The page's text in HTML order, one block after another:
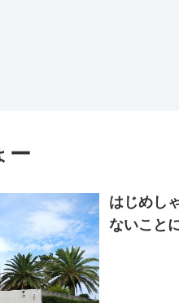
断の恋…1日だけ許された夫
ー
はじめし
ないこと